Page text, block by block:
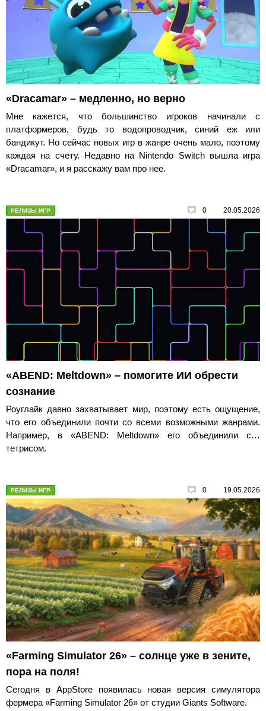
«Dracamar» – медленно, но верно
Мне кажется, что большинство игроков начинали с
платформеров, будь то водопроводчик, синий еж или
бандикут. Но сейчас новых игр в жанре очень мало, поэтому
каждая на счету. Недавно на Nintendo Switch вышла игра
«Dracamar», и я расскажу вам про нее.
РЕЛИЗЫ ИГР 0 20.05.2026
«ABEND: Meltdown» – помогите ИИ обрести
сознание
Роуглайк давно захватывает мир, поэтому есть ощущение,
что его объединили почти со всеми возможными жанрами.
Например, в «ABEND: Meltdown» его объединили с…
тетрисом.
РЕЛИЗЫ ИГР 0 19.05.2026
«Farming Simulator 26» – солнце уже в зените,
пора на поля!
Сегодня в AppStore появилась новая версия симулятора
фермера «Farming Simulator 26» от студии Giants Software.